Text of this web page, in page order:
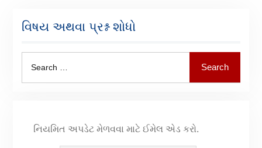
વિષય અથવા પ્રશ્ન શોધો
Search
નિયમિત અપડેટ મેળવવા માટે ઈમેલ એડ કરો.